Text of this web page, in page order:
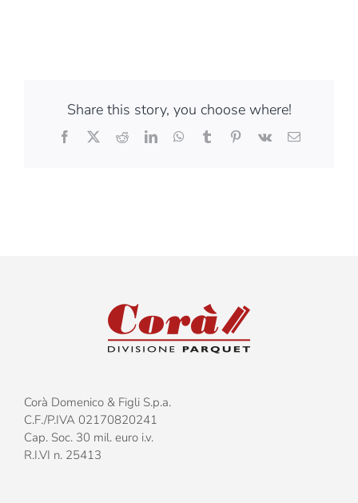
Share this story, you choose where!
Facebook
X RedditLinkedInWhatsApp
TumblrPinterest
Vk Email
Corà Domenico & Figli S.p.a.
C.F./P.IVA 02170820241
Cap. Soc. 30 mil. euro i.v.
R.I.VI n. 25413